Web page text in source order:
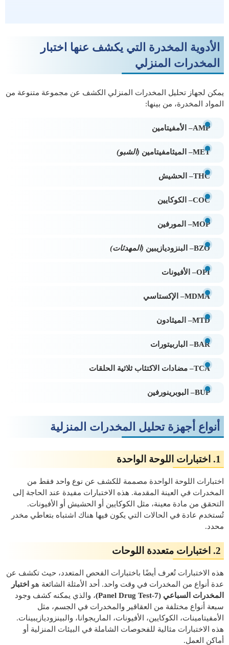
الأدوية المخدرة التي يكشف عنها اختبار
المخدرات المنزلي
يمكن لجهاز تحليل المخدرات المنزلي الكشف عن مجموعة متنوعة من
المواد المخدرة، من بينها:
AMP– الأمفيتامين
MET– الميثامفيتامين (الشبو)
THC– الحشيش
COC– الكوكايين
MOP– المورفين
BZO– البنزوديازيبين (المهدئات)
OPI– الأفيونات
MDMA– الإكستاسي
MTD– الميثادون
BAR– الباربيتورات
TCA– مضادات الاكتئاب ثلاثية الحلقات
BUP– البوبرينورفين
أنواع أجهزة تحليل المخدرات المنزلية
1. اختبارات اللوحة الواحدة
اختبارات اللوحة الواحدة مصممة للكشف عن نوع واحد فقط من
المخدرات في العينة المقدمة. هذه الاختبارات مفيدة عند الحاجة إلى
التحقق من مادة معينة، مثل الكوكايين أو الحشيش أو الأفيونات.
تُستخدم عادة في الحالات التي يكون فيها هناك اشتباه بتعاطي مخدر
محدد.
2. اختبارات متعددة اللوحات
هذه الاختبارات تُعرف أيضًا باختبارات الفحص المتعدد، حيث تكشف عن
عدة أنواع من المخدرات في وقت واحد. أحد الأمثلة الشائعة هو اختبار
المخدرات السباعي (7-Panel Drug Test)
، والذي يمكنه كشف وجود
سبعة أنواع مختلفة من العقاقير والمخدرات في الجسم، مثل
الأمفيتامينات، الكوكايين، الأفيونات، الماريجوانا، والبينزوديازيبينات.
هذه الاختبارات مثالية للفحوصات الشاملة في البيئات المنزلية أو
أماكن العمل.